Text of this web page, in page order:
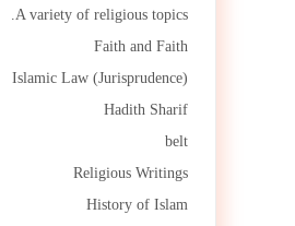
A variety of religious topics.
Faith and Faith
Islamic Law (Jurisprudence)
Hadith Sharif
belt
Religious Writings
History of Islam